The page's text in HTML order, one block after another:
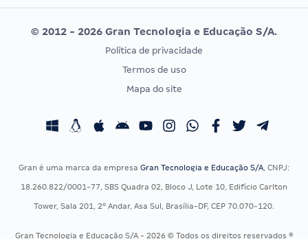
Editais publicados
Vunesp
CONCURSOS POR PROFISSÃO
Concursos Fiscais
Concursos Saúde
EXAME DE ORDEM
Calendário OAB
© 2012 - 2026 Gran Tecnologia e Educação S/A.
Política de privacidade
Termos de uso
Mapa do site
Gran é uma marca da empresa Gran Tecnologia e Educação S/A, CNPJ:
18.260.822/0001-77, SBS Quadra 02, Bloco J, Lote 10, Edifício Carlton
Tower, Sala 201, 2º Andar, Asa Sul, Brasília-DF, CEP 70.070-120.
Gran Tecnologia e Educação S/A - 2026 © Todos os direitos reservados ®